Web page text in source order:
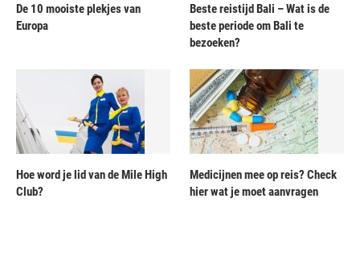
De 10 mooiste plekjes van
Europa
Beste reistijd Bali – Wat is de
beste periode om Bali te
bezoeken?
Hoe word je lid van de Mile High
Club?
Medicijnen mee op reis? Check
hier wat je moet aanvragen